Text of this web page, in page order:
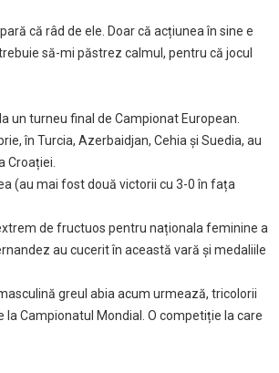
că râd de ele. Doar că acțiunea în sine e
să-mi păstrez calmul, pentru că jocul
un turneu final de Campionat European.
în Turcia, Azerbaidjan, Cehia și Suedia, au
Croației.
(au mai fost două victorii cu 3-0 în fața
de fructuos pentru naționala feminine a
au cucerit în această vară și medaliile
greul abia acum urmează, tricolorii
Campionatul Mondial. O competiție la care